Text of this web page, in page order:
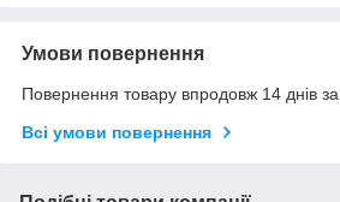
Умови повернення
Повернення товару впродовж 14 днів
Всі умови повернення